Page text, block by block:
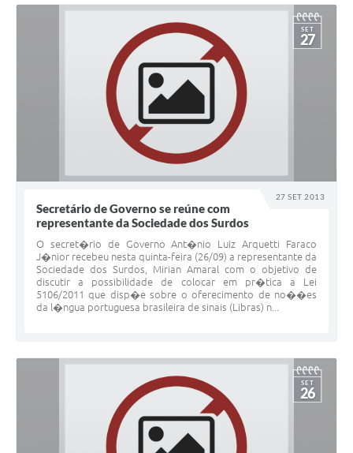
27 SET 2013
SET
27
Secretário de Governo se reúne com
representante da Sociedade dos Surdos
O secret�rio de Governo Ant�nio Luiz Arquetti Faraco
J�nior recebeu nesta quinta-feira (26/09) a representante da
Sociedade dos Surdos, Mirian Amaral com o objetivo de
discutir a possibilidade de colocar em pr�tica a Lei
5106/2011 que disp�e sobre o oferecimento de no��es
da l�ngua portuguesa brasileira de sinais (Libras) n...
SET
26